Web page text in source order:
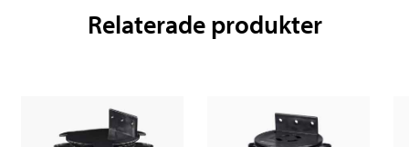
Relaterade produkter